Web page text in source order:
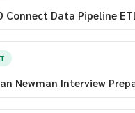
Connect Data Pipeline
Newman Interview